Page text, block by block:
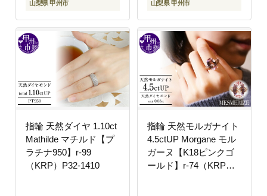
山梨県 甲州市 山梨県 甲州市
指輪 天然ダイヤ 1.10ct
Mathilde マチルド【プ
ラチナ950】r-99
（KRP）P32-1410
指輪 天然モルガナイト
4.5ctUP Morgane モル
ガーヌ【K18ピンクゴ
ールド】r-74（KRP）